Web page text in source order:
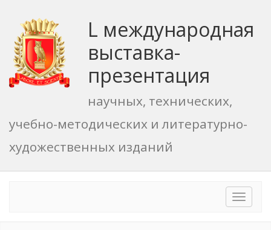
L международная
выставка-
презентация
научных, технических,
учебно-методических и литературно-
художественных изданий
Toggle